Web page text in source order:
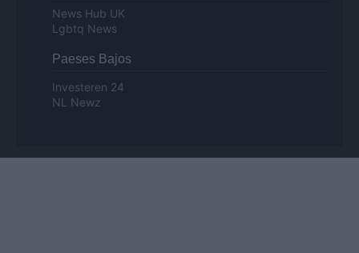
News Hub UK
Lgbtq News
Paeses Bajos
Investeren 24
NL Newz